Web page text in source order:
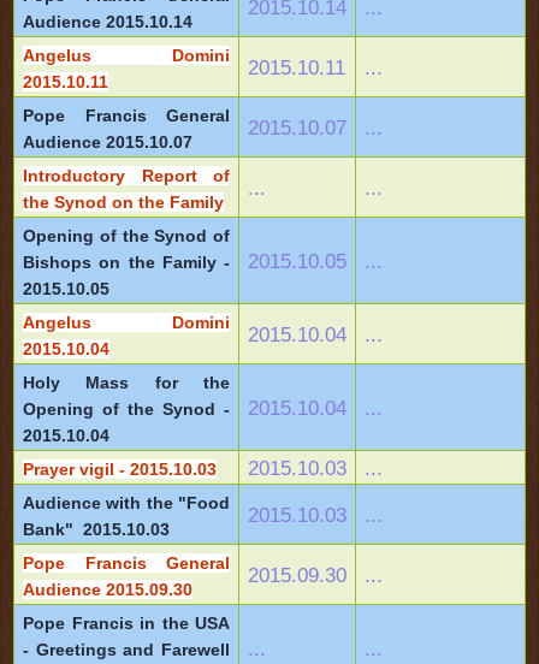
Audience 2015.10.14
2015.10.14 ...
Angelus Domini
2015.10.11
2015.10.11 ...
Pope Francis General
Audience 2015.10.07
2015.10.07 ...
Introductory Report of
the Synod on the Family
... ...
Opening of the Synod of
Bishops on the Family -
2015.10.05
2015.10.05 ...
Angelus Domini
2015.10.04
2015.10.04 ...
Holy Mass for the
Opening of the Synod -
2015.10.04
2015.10.04 ...
Prayer vigil - 2015.10.03 2015.10.03 ...
Audience with the "Food
Bank" ­ 2015.10.03
2015.10.03 ...
Pope Francis General
Audience 2015.09.30
2015.09.30 ...
Pope Francis in the USA
- Greetings and Farewell
... ...